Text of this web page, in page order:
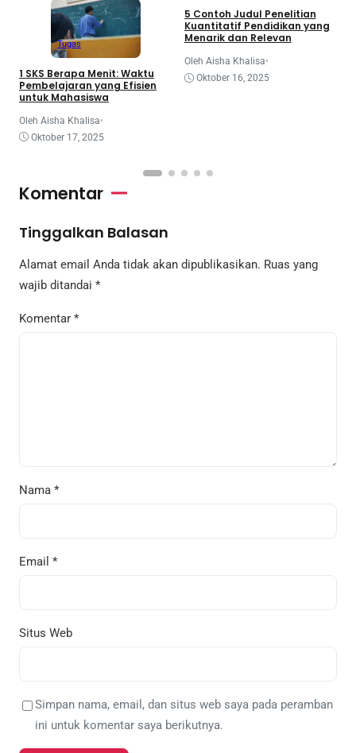
Tugas
1 SKS Berapa Menit: Waktu
Pembelajaran yang Efisien
untuk Mahasiswa
Oleh Aisha Khalisa•
Oktober 17, 2025
5 Contoh Judul Penelitian
Kuantitatif Pendidikan yang
Menarik dan Relevan
Oleh Aisha Khalisa•
Oktober 16, 2025
Komentar
Tinggalkan Balasan
Alamat email Anda tidak akan dipublikasikan. Ruas yang
wajib ditandai *
Komentar *
Nama *
Email *
Situs Web
Simpan nama, email, dan situs web saya pada peramban
ini untuk komentar saya berikutnya.